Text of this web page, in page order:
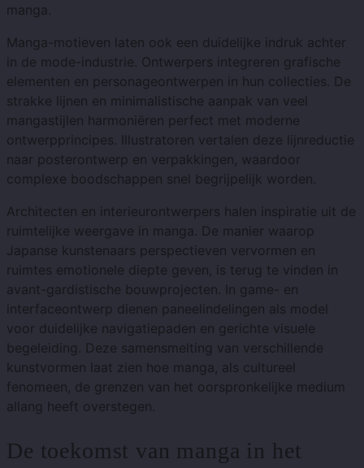
manga.
Manga-motieven laten ook een duidelijke indruk achter
in de mode-industrie. Ontwerpers integreren grafische
elementen en personageontwerpen in hun collecties. De
strakke lijnen en minimalistische aanpak van veel
mangastijlen harmoniëren perfect met moderne
ontwerpprincipes. Illustratoren vertalen deze lijnreductie
naar posterontwerp en verpakkingen, waardoor
complexe boodschappen snel begrijpelijk worden.
Architecten en interieurontwerpers halen inspiratie uit de
ruimtelijke weergave in manga. De manier waarop
Japanse kunstenaars perspectieven vervormen en
ruimtes emotionele diepte geven, is terug te vinden in
avant-gardistische bouwprojecten. In game- en
interfaceontwerp dienen paneelindelingen als model
voor duidelijke navigatiepaden en gerichte visuele
begeleiding. Deze samensmelting van verschillende
kunstvormen laat zien hoe manga, als cultureel
fenomeen, de grenzen van het oorspronkelijke medium
allang heeft overstegen.
De toekomst van manga in het